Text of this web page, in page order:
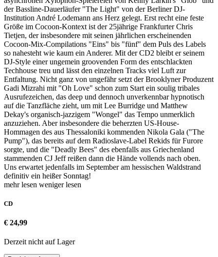
der Bassline-Dauerläufer "The Light" von der Berliner DJ-
Institution André Lodemann ans Herz gelegt. Erst recht eine feste
Größe im Cocoon-Kontext ist der 25jährige Frankfurter Chris
Tietjen, der insbesondere mit seinen jährlichen erscheinenden
Cocoon-Mix-Compilations "Eins" bis "fünf" dem Puls des Labels
so nahesteht wie kaum ein Anderer. Mit der CD2 bleibt er seinem
DJ-Style einer ungemein groovenden Form des entschlackten
Techhouse treu und lässt den einzelnen Tracks viel Luft zur
Entfaltung. Nicht ganz von ungefähr setzt der Brooklyner Produzent
Gadi Mizrahi mit "Oh Love" schon zum Start ein soulig tribales
Ausrufezeichen, das deep und dennoch unverkennbar hypnotisch
auf die Tanzfläche zieht, um mit Lee Burridge und Matthew
Dekay's organisch-jazzigem "Wongel" das Tempo unmerklich
anzuziehen. Aber insbesondere die beherzten US-House-
Hommagen des aus Thessaloniki kommenden Nikola Gala ("The
Pump"), das bereits auf dem Radioslave-Label Rekids für Furore
sorgte, und die "Deadly Bees" des ebenfalls aus Griechenland
stammenden CJ Jeff reißen dann die Hände vollends nach oben.
Uns erwartet jedenfalls im September am hessischen Waldstrand
definitiv ein heißer Sonntag!
mehr lesen weniger lesen
CD
€ 24,99
Derzeit nicht auf Lager